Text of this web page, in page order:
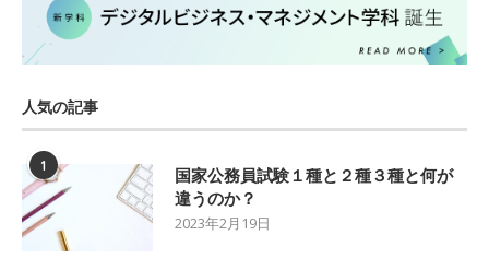
人気の記事
1
国家公務員試験１種と２種３種と何が
違うのか？
2023年2月19日